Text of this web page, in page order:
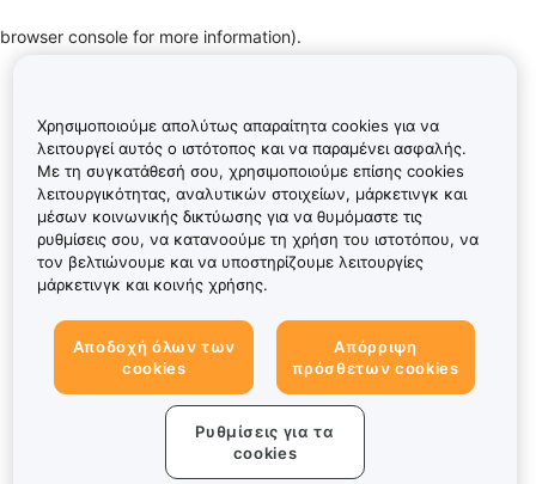
browser console for more information).
Χρησιμοποιούμε απολύτως απαραίτητα cookies για να
λειτουργεί αυτός ο ιστότοπος και να παραμένει ασφαλής.
Με τη συγκατάθεσή σου, χρησιμοποιούμε επίσης cookies
λειτουργικότητας, αναλυτικών στοιχείων, μάρκετινγκ και
μέσων κοινωνικής δικτύωσης για να θυμόμαστε τις
ρυθμίσεις σου, να κατανοούμε τη χρήση του ιστοτόπου, να
τον βελτιώνουμε και να υποστηρίζουμε λειτουργίες
μάρκετινγκ και κοινής χρήσης.
Αποδοχή όλων των
cookies
Απόρριψη
πρόσθετων cookies
Ρυθμίσεις για τα
cookies